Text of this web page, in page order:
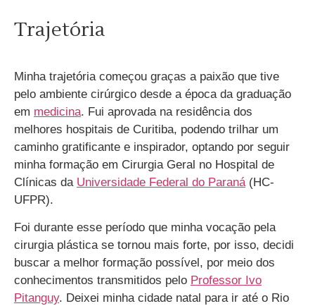
Trajetória
Minha trajetória começou graças a paixão que tive
pelo ambiente cirúrgico desde a época da graduação
em medicina. Fui aprovada na residência dos
melhores hospitais de Curitiba, podendo trilhar um
caminho gratificante e inspirador, optando por seguir
minha formação em Cirurgia Geral no Hospital de
Clínicas da Universidade Federal do Paraná (HC-
UFPR).
Foi durante esse período que minha vocação pela
cirurgia plástica se tornou mais forte, por isso, decidi
buscar a melhor formação possível, por meio dos
conhecimentos transmitidos pelo Professor Ivo
Pitanguy. Deixei minha cidade natal para ir até o Rio